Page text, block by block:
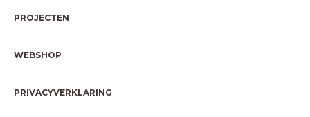
PROJECTEN
WEBSHOP
PRIVACYVERKLARING